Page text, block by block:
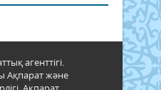
агенттігі.
Ақпарат және